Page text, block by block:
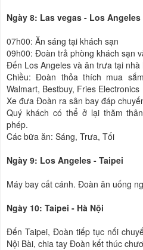
Ngày 8: Las vegas - Los Angeles
07h00: Ăn sáng tại khách sạn
09h00: Đoàn trả phòng khách sạn
Đến Los Angeles và ăn trưa tại nhà
Chiều: Đoàn thỏa thích mua
Walmart, Bestbuy, Fries Electronics
Xe đưa Đoàn ra sân bay đáp
Quý khách có thể ở lại thăm
phép.
Các bữa ăn: Sáng, Trưa, Tối
Ngày 9: Los Angeles - Taipei
Máy bay cất cánh. Đoàn ăn uống
Ngày 10: Taipei - Hà Nội
Đến Taipei, Đoàn tiếp tục nối
Nội Bài, chia tay Đoàn kết thúc